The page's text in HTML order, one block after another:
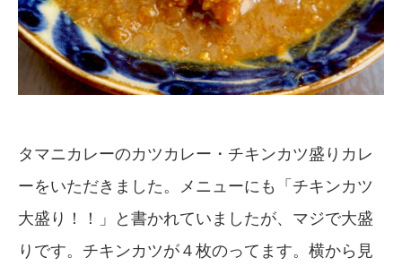
タマニカレーのカツカレー・チキンカツ盛りカレ
ーをいただきました。メニューにも「チキンカツ
大盛り！！」と書かれていましたが、マジで大盛
りです。チキンカツが４枚のってます。横から見